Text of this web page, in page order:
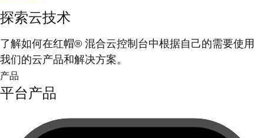
探索云技术
了解如何在红帽® 混合云控制台中根据自己的需要使用
我们的云产品和解决方案。
产品
平台产品